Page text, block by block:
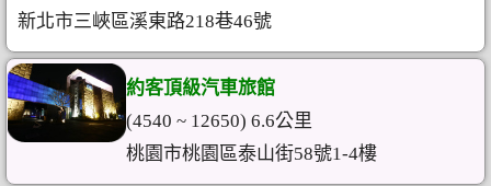
新北市三峽區溪東路218巷46號
約客頂級汽車旅館
(4540 ~ 12650) 6.6公里
桃園市桃園區泰山街58號1-4樓